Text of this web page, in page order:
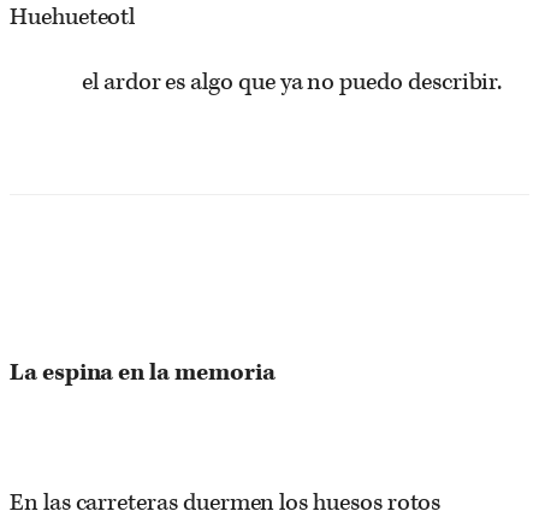
Huehueteotl
el ardor es algo que ya no puedo describir.
La espina en la memoria
En las carreteras duermen los huesos rotos